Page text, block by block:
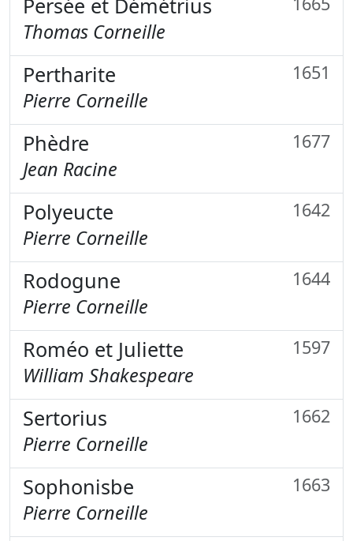
Persée et Démétrius
Thomas Corneille
Pertharite 1651
Pierre Corneille
Phèdre 1677
Jean Racine
Polyeucte 1642
Pierre Corneille
Rodogune 1644
Pierre Corneille
Roméo et Juliette 1597
William Shakespeare
Sertorius 1662
Pierre Corneille
Sophonisbe 1663
Pierre Corneille